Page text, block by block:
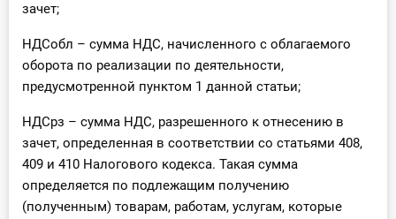
зачет;
НДСобл – сумма НДС, начисленного с облагаемого
оборота по реализации по деятельности,
предусмотренной пунктом 1 данной статьи;
НДСрз – сумма НДС, разрешенного к отнесению в
зачет, определенная в соответствии со статьями 408,
409 и 410 Налогового кодекса. Такая сумма
определяется по подлежащим получению
(полученным) товарам, работам, услугам, которые